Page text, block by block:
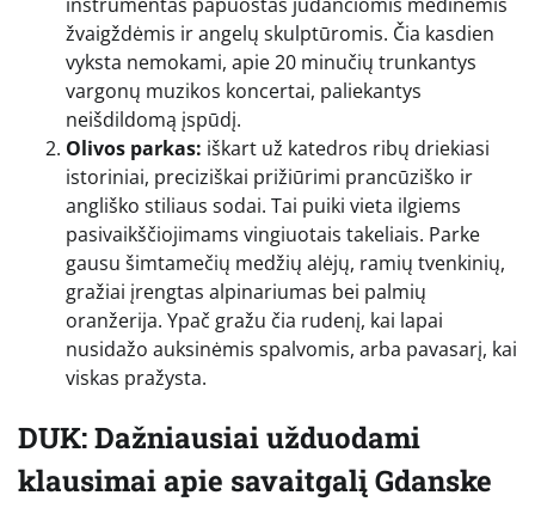
žvaigždėmis ir angelų skulptūromis. Čia kasdien
vyksta nemokami, apie 20 minučių trunkantys
vargonų muzikos koncertai, paliekantys
neišdildomą įspūdį.
Olivos parkas: iškart už katedros ribų driekiasi
istoriniai, preciziškai prižiūrimi prancūziško ir
angliško stiliaus sodai. Tai puiki vieta ilgiems
pasivaikščiojimams vingiuotais takeliais. Parke
gausu šimtamečių medžių alėjų, ramių tvenkinių,
gražiai įrengtas alpinariumas bei palmių
oranžerija. Ypač gražu čia rudenį, kai lapai
nusidažo auksinėmis spalvomis, arba pavasarį, kai
viskas pražysta.
DUK: Dažniausiai užduodami
klausimai apie savaitgalį Gdanske